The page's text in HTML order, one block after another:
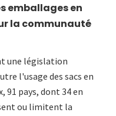
emballages en
la communauté
une législation
l'usage des sacs en
91 pays, dont 34 en
ou limitent la